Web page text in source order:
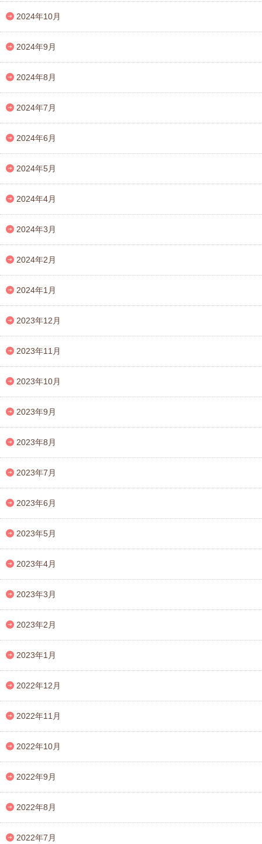
2024年10月
2024年9月
2024年8月
2024年7月
2024年6月
2024年5月
2024年4月
2024年3月
2024年2月
2024年1月
2023年12月
2023年11月
2023年10月
2023年9月
2023年8月
2023年7月
2023年6月
2023年5月
2023年4月
2023年3月
2023年2月
2023年1月
2022年12月
2022年11月
2022年10月
2022年9月
2022年8月
2022年7月